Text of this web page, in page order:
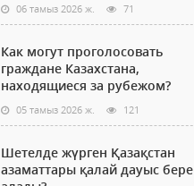
06 тамыз 2026 ж. 71
Как могут проголосовать
граждане Казахстана,
находящиеся за рубежом?
05 тамыз 2026 ж. 121
Шетелде жүрген Қазақстан
азаматтары қалай дауыс бере